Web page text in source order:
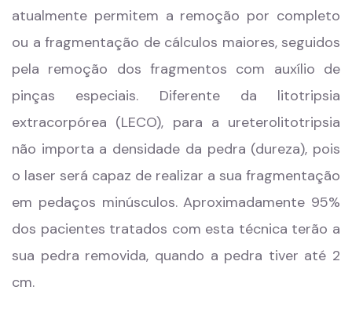
atualmente permitem a remoção por completo
ou a fragmentação de cálculos maiores, seguidos
pela remoção dos fragmentos com auxílio de
pinças especiais. Diferente da litotripsia
extracorpórea (LECO), para a ureterolitotripsia
não importa a densidade da pedra (dureza), pois
o laser será capaz de realizar a sua fragmentação
em pedaços minúsculos. Aproximadamente 95%
dos pacientes tratados com esta técnica terão a
sua pedra removida, quando a pedra tiver até 2
cm.